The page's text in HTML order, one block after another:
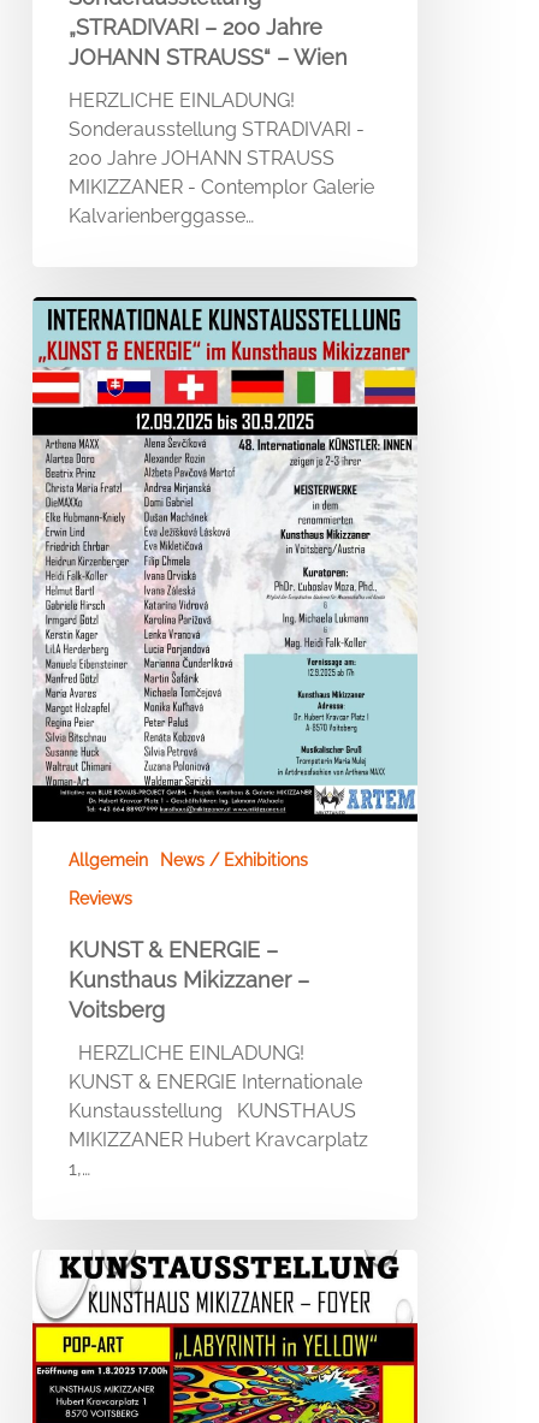
„STRADIVARI – 200 Jahre
JOHANN STRAUSS“ – Wien
HERZLICHE EINLADUNG!
Sonderausstellung STRADIVARI -
200 Jahre JOHANN STRAUSS
MIKIZZANER - Contemplor Galerie
Kalvarienberggasse…
KUNST
ENERGIE
–
Mikizzaner
–
Voitsberg
Allgemein
News / Exhibitions
Reviews
KUNST & ENERGIE –
Kunsthaus Mikizzaner –
Voitsberg
HERZLICHE EINLADUNG!
KUNST & ENERGIE Internationale
Kunstausstellung KUNSTHAUS
MIKIZZANER Hubert Kravcarplatz
1,…
LABYRINTH
in
YELLOW
Kunsthaus
Mikizzaner